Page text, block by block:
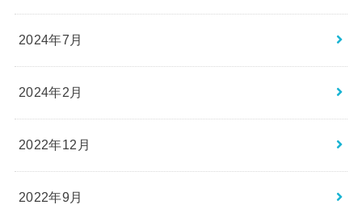
2024年7月
2024年2月
2022年12月
2022年9月